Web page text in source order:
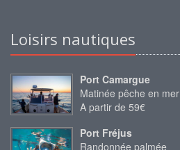
Loisirs nautiques
Port Camargue
Matinée pêche en mer
A partir de 59€
Port Fréjus
Randonnée palmée